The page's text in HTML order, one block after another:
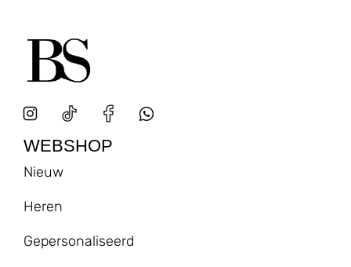
WEBSHOP
Nieuw
Heren
Gepersonaliseerd